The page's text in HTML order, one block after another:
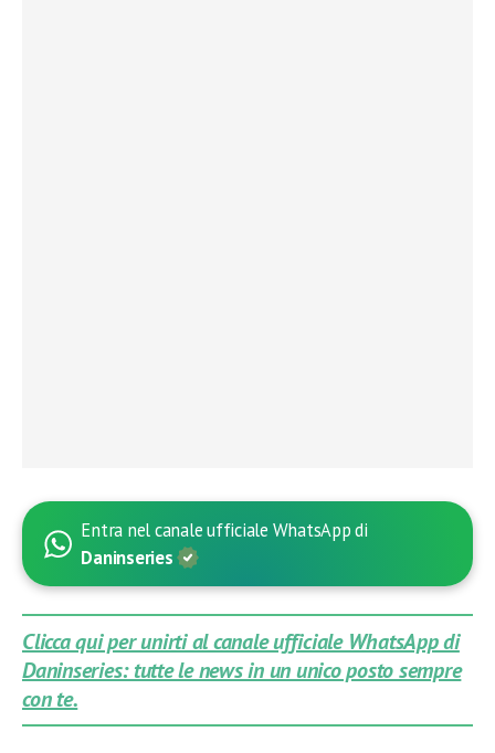
Entra nel canale ufficiale WhatsApp di
Daninseries
Clicca qui per unirti al canale ufficiale WhatsApp di
Daninseries: tutte le news in un unico posto sempre
con te.